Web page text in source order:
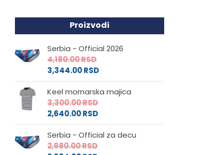
Proizvodi
Serbia - Official 2026
4,180.00RSD
3,344.00RSD
Keel mornarska majica
3,300.00RSD
2,640.00RSD
Serbia - Official za decu
2,980.00RSD